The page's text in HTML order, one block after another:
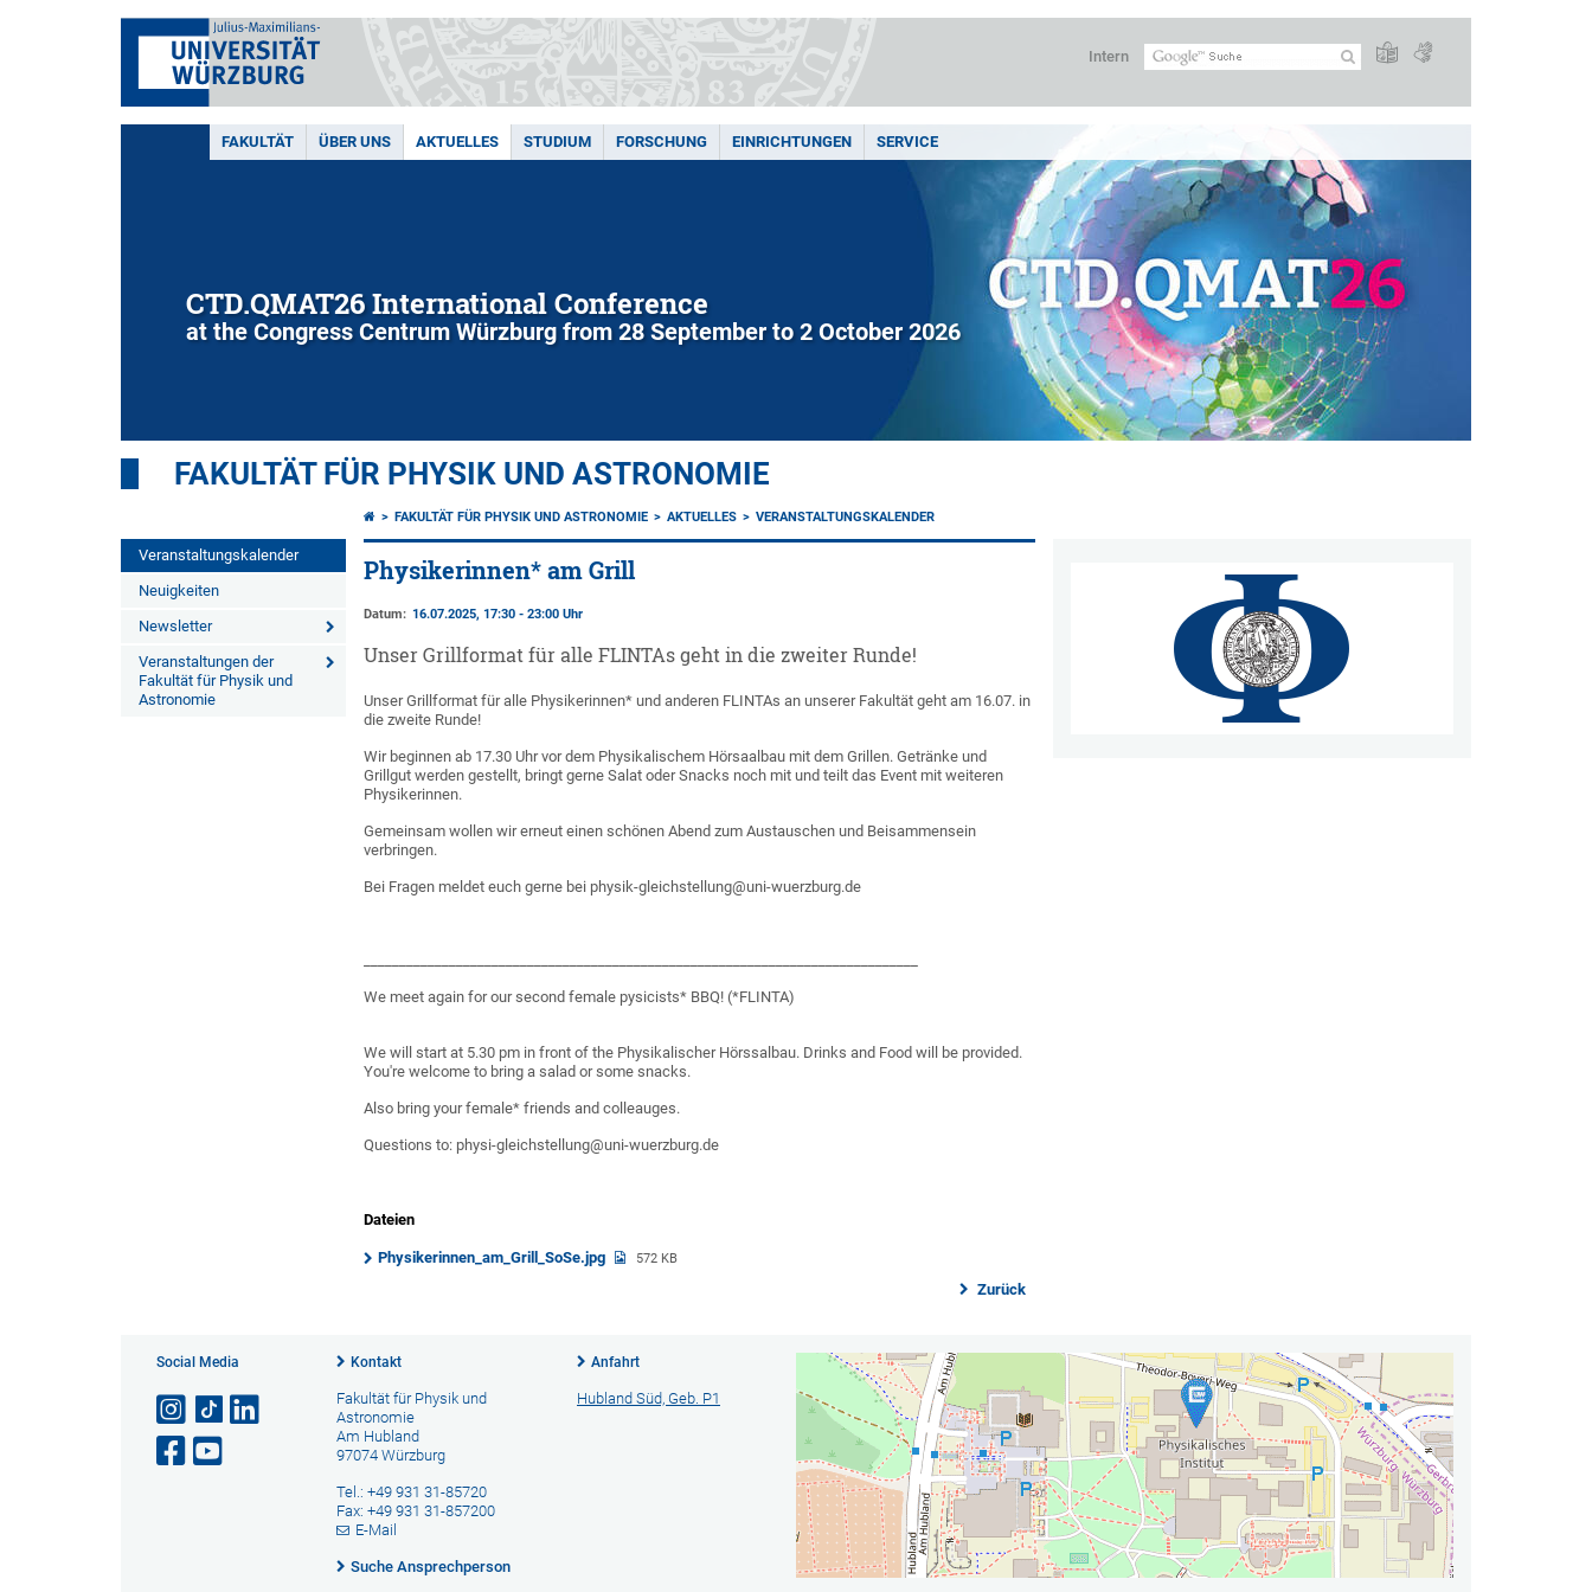
Intern
FAKULTÄT ÜBER UNS AKTUELLES STUDIUM FORSCHUNG EINRICHTUNGEN SERVICE
CTD.QMAT26 International Conference
at the Congress Centrum Würzburg from 28 September to 2 October 2026
FAKULTÄT FÜR PHYSIK UND ASTRONOMIE
Veranstaltungskalender
Neuigkeiten
Newsletter
Veranstaltungen der
Fakultät für Physik und
Astronomie
FAKULTÄT FÜR PHYSIK UND ASTRONOMIE AKTUELLES VERANSTALTUNGSKALENDER
Physikerinnen* am Grill
Datum: 16.07.2025, 17:30 - 23:00 Uhr
Unser Grillformat für alle FLINTAs geht in die zweiter Runde!
Unser Grillformat für alle Physikerinnen* und anderen FLINTAs an unserer Fakultät geht am 16.07. in
die zweite Runde!
Wir beginnen ab 17.30 Uhr vor dem Physikalischem Hörsaalbau mit dem Grillen. Getränke und
Grillgut werden gestellt, bringt gerne Salat oder Snacks noch mit und teilt das Event mit weiteren
Physikerinnen.
Gemeinsam wollen wir erneut einen schönen Abend zum Austauschen und Beisammensein
verbringen.
Bei Fragen meldet euch gerne bei physik-gleichstellung@uni-wuerzburg.de
We meet again for our second female pysicists* BBQ! (*FLINTA)
We will start at 5.30 pm in front of the Physikalischer Hörssalbau. Drinks and Food will be provided.
You're welcome to bring a salad or some snacks.
Also bring your female* friends and colleauges.
Questions to: physi-gleichstellung@uni-wuerzburg.de
Dateien
Physikerinnen_am_Grill_SoSe.jpg 572 KB
Zurück
Social Media Kontakt
Fakultät für Physik und
Astronomie
Am Hubland
97074 Würzburg
Tel.: +49 931 31-85720
Fax: +49 931 31-857200
E-Mail
Suche Ansprechperson
Anfahrt
Hubland Süd, Geb. P1